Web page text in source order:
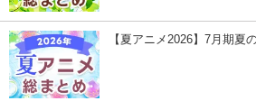
【夏アニメ2026】7月期夏